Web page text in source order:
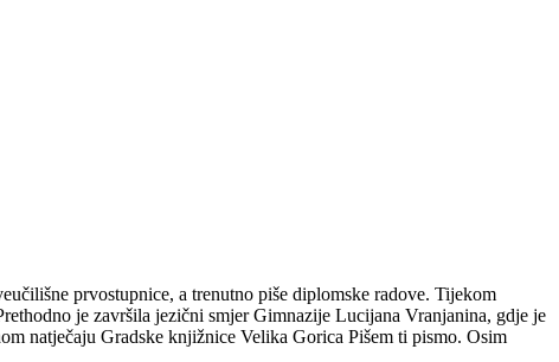
prvostupnice, a trenutno piše diplomske radove. Tijekom
je završila jezični smjer Gimnazije Lucijana Vranjanina, gdje je
natječaju Gradske knjižnice Velika Gorica Pišem ti pismo. Osim